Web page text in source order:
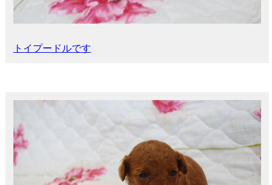
トイプードルです